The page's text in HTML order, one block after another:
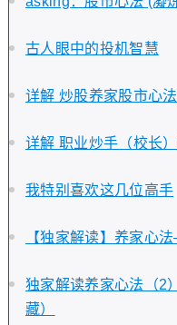
古人眼中的投机智慧
详解 炒股养家股市心
详解 职业炒手（校长
我特别喜欢这几位高手
【独家解读】养家心
独家解读养家心法（
藏）